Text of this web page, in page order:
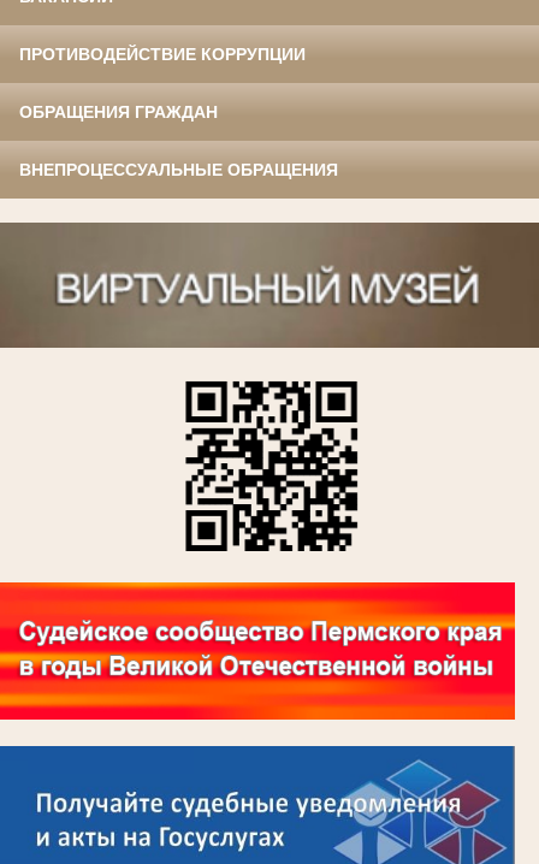
ПРОТИВОДЕЙСТВИЕ КОРРУПЦИИ
ОБРАЩЕНИЯ ГРАЖДАН
ВНЕПРОЦЕССУАЛЬНЫЕ ОБРАЩЕНИЯ